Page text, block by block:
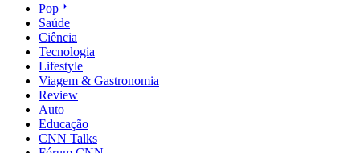
Pop
Saúde
Ciência
Tecnologia
Lifestyle
Viagem & Gastronomia
Review
Auto
Educação
CNN Talks